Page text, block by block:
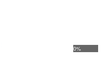
0%